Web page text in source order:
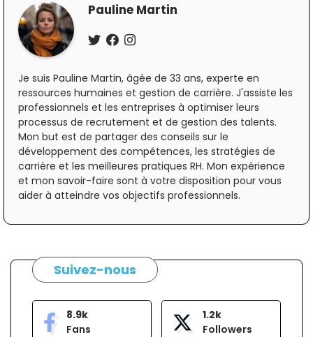
Pauline Martin
Je suis Pauline Martin, âgée de 33 ans, experte en
ressources humaines et gestion de carrière. J'assiste les
professionnels et les entreprises à optimiser leurs
processus de recrutement et de gestion des talents.
Mon but est de partager des conseils sur le
développement des compétences, les stratégies de
carrière et les meilleures pratiques RH. Mon expérience
et mon savoir-faire sont à votre disposition pour vous
aider à atteindre vos objectifs professionnels.
Suivez-nous
8.9k
Fans
1.2k
Followers